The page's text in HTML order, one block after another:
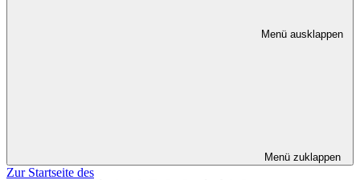
Menü ausklappen
Menü zuklappen
Zur Startseite des